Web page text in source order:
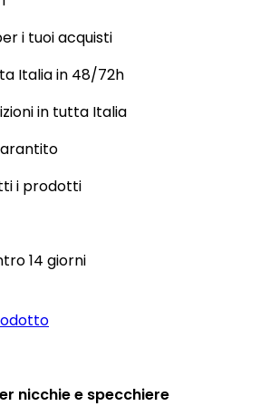
i tuoi acquisti
Italia in 48/72h
in tutta Italia
i prodotti
14 giorni
nicchie e specchiere